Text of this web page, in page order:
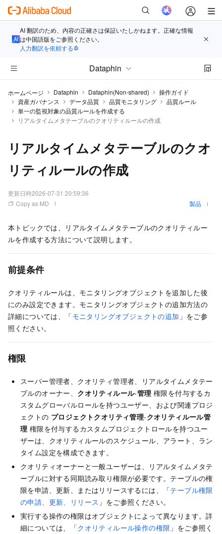
AI 翻訳のため、内容の正確さは保証いたしかねます。正確な情報
は中国語版をご参照ください。
人力翻訳を依頼する
Dataphin
ホームページ Dataphin Dataphin(Non-shared)
操作ガイド
資産ガバナンス
データ品質 品質モニタリング
品質ルール
単一の監視対象の品質ルールを作成する
リアルタイムメタテーブルのクオリティルールの作成
リアルタイムメタテーブルのクオ
リティルールの作成
更新日時2026-07-31 20:59:36
Copy as MD
製品
本トピックでは、リアルタイムメタテーブルのクオリティルー
ルを作成する方法について説明します。
前提条件
クオリティルールは、モニタリングオブジェクトを追加した後
にのみ設定できます。モニタリングオブジェクトの追加方法の
詳細については、「モニタリングオブジェクトの追加 」をご参
照ください。
権限
スーパー管理者、クオリティ管理者、リアルタイムメタテー
ブルのオーナー、 クオリティルール-管理 権限を付与するカ
スタムグローバルロールを持つユーザー、および関連プロジ
ェクトの プロジェクトクオリティ管理-クオリティルール管
理 権限を付与するカスタムプロジェクトロールを持つユー
ザーは、クオリティルールのスケジュール、アラート、ラン
タイム設定を構成できます。
クオリティオーナーと一般ユーザーは、リアルタイムメタテ
ーブルに対する同期読み取り権限が必要です。テーブルの権
限を申請、更新、またはリリースするには、「テーブル権限
の申請、更新、リリース 」をご参照ください。
実行する操作の権限はオブジェクトによって異なります。詳
細については、「クオリティルール操作の権限 」をご参照く